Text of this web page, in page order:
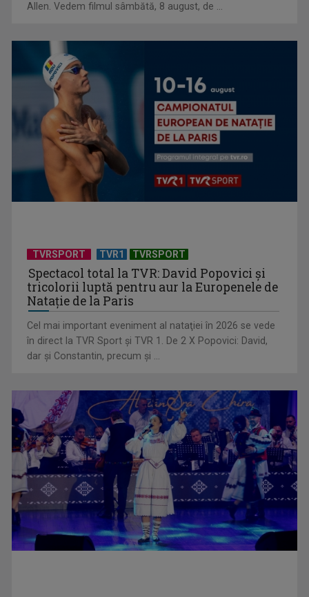
Universitatea de Vară, la Băile Tușnad | VIDEO
„Dansatoarea din umbră”, un thriller psihologic despre
loialitate și ...
UNTOLD ONE, la Cluj-Napoca | VIDEO
Allen. Vedem filmul sâmbătă, 8 august, de ...
TVRSPORT TVR1 TVRSPORT
Spectacol total la TVR: David Popovici și
tricolorii luptă pentru aur la Europenele de
Natație de la Paris
Cel mai important eveniment al nataţiei în 2026 se vede
în direct la TVR Sport şi TVR 1. De 2 X Popovici: David,
dar şi Constantin, precum şi ...